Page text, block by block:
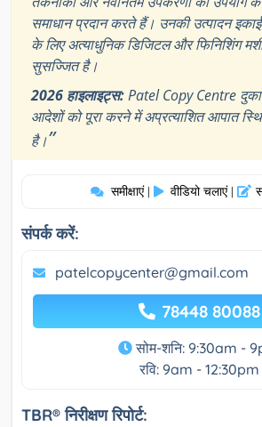
समाधान प्रदान करते हैं। उनकी उत्पादन इकाई
के लिए अत्याधुनिक डिजिटल और फिनिशिंग
सुसज्जित है।
2026 हाइलाइट्स:Patel Copy Centre
आदेशों को पूरा करने में अप्रत्याशित आपात
है।”
समीक्षाएं | वीडियो चलाएं |
संपर्क करें:
patelcopycenter@gmail.com
78448 80088
सोम-शनि: 9:30am -
रवि: 9am - 12:30pm
TBR® निरीक्षण रिपोर्ट: